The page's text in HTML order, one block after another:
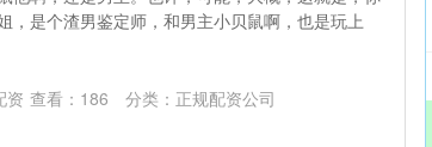
，是个渣男鉴定师，和男主小贝鼠啊，也是玩上
资 查看： 186 分类： 正规配资公司